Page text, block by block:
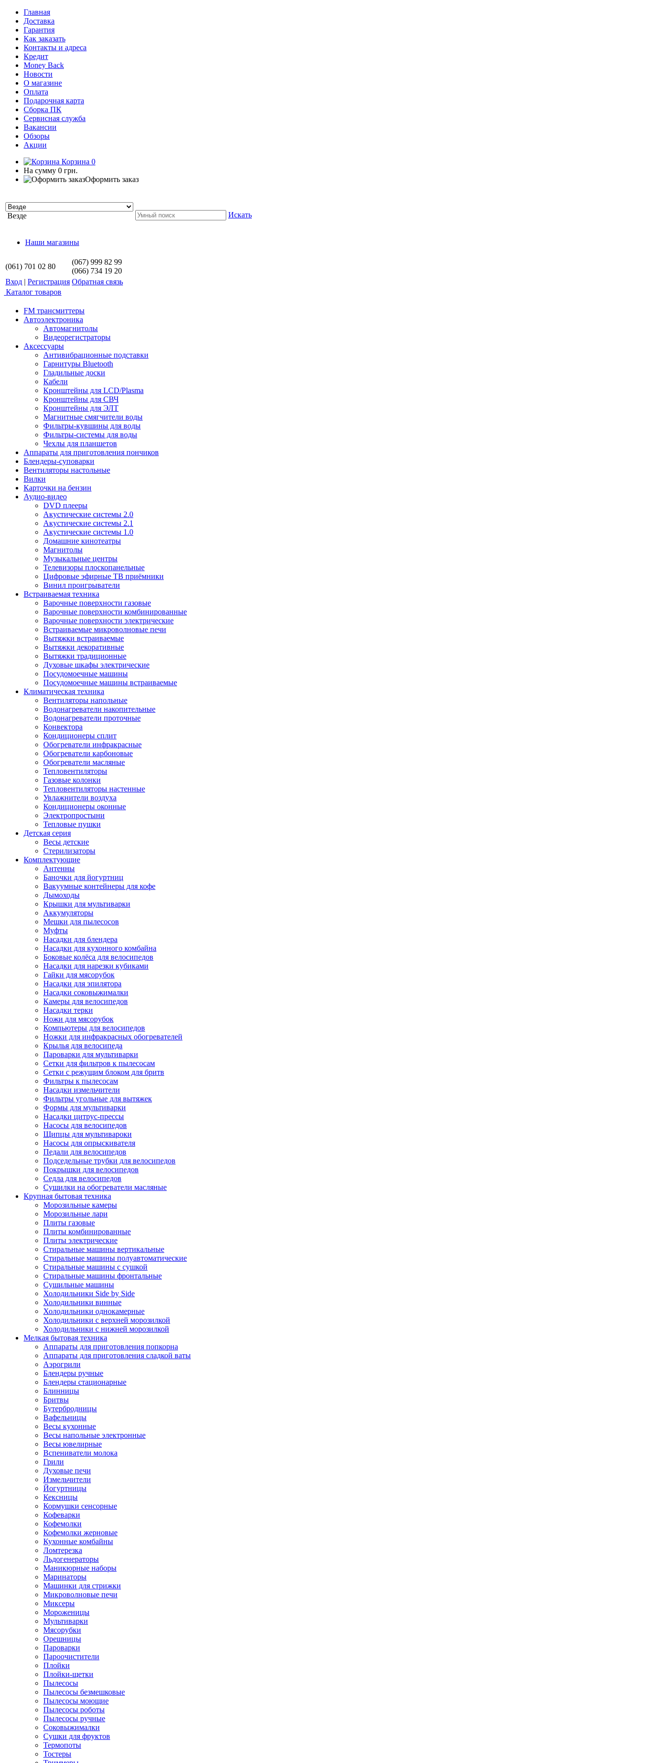
Главная
Доставка
Гарантия
Как заказать
Контакты и адреса
Кредит
Money Back
Новости
О магазине
Оплата
Подарочная карта
Сборка ПК
Сервисная служба
Вакансии
Обзоры
Акции
Корзина 0
На сумму 0 грн.
Оформить заказ
Везде Искать
Наши магазины
(061) 701 02 80
(067) 999 82 99
(066) 734 19 20
Вход | Регистрация Обратная связь
Каталог товаров
FM трансмиттеры
Автоэлектроника
Автомагнитолы
Видеорегистраторы
Аксессуары
Антивибрационные подставки
Гарнитуры Bluetooth
Гладильные доски
Кабели
Кронштейны для LCD/Plasma
Кронштейны для СВЧ
Кронштейны для ЭЛТ
Магнитные смягчители воды
Фильтры-кувшины для воды
Фильтры-системы для воды
Чехлы для планшетов
Аппараты для приготовления пончиков
Блендеры-суповарки
Вентиляторы настольные
Вилки
Карточки на бензин
Аудио-видео
DVD плееры
Акустические системы 2.0
Акустические системы 2.1
Акустические системы 1.0
Домашние кинотеатры
Магнитолы
Музыкальные центры
Телевизоры плоскопанельные
Цифровые эфирные ТВ приёмники
Винил проигрыватели
Встраиваемая техника
Варочные поверхности газовые
Варочные поверхности комбинированные
Варочные поверхности электрические
Встраиваемые микроволновые печи
Вытяжки встраиваемые
Вытяжки декоративные
Вытяжки традиционные
Духовые шкафы электрические
Посудомоечные машины
Посудомоечные машины встраиваемые
Климатическая техника
Вентиляторы напольные
Водонагреватели накопительные
Водонагреватели проточные
Конвектора
Кондиционеры сплит
Обогреватели инфракрасные
Обогреватели карбоновые
Обогреватели масляные
Тепловентиляторы
Газовые колонки
Тепловентиляторы настенные
Увлажнители воздуха
Кондиционеры оконные
Электропростыни
Тепловые пушки
Детская серия
Весы детские
Стерилизаторы
Комплектующие
Антенны
Баночки для йогуртниц
Вакуумные контейнеры для кофе
Дымоходы
Крышки для мультиварки
Аккумуляторы
Мешки для пылесосов
Муфты
Насадки для блендера
Насадки для кухонного комбайна
Боковые колёса для велосипедов
Насадки для нарезки кубиками
Гайки для мясорубок
Насадки для эпилятора
Насадки соковыжималки
Камеры для велосипедов
Насадки терки
Ножи для мясорубок
Компьютеры для велосипедов
Ножки для инфракрасных обогревателей
Крылья для велосипеда
Пароварки для мультиварки
Сетки для фильтров к пылесосам
Сетки с режущим блоком для бритв
Фильтры к пылесосам
Насадки измельчители
Фильтры угольные для вытяжек
Формы для мультиварки
Насадки цитрус-прессы
Насосы для велосипедов
Щипцы для мультивароки
Насосы для опрыскивателя
Педали для велосипедов
Подседельные трубки для велосипедов
Покрышки для велосипедов
Седла для велосипедов
Сушилки на обогреватели масляные
Крупная бытовая техника
Морозильные камеры
Морозильные лари
Плиты газовые
Плиты комбинированные
Плиты электрические
Стиральные машины вертикальные
Стиральные машины полуавтоматические
Стиральные машины с сушкой
Стиральные машины фронтальные
Сушильные машины
Холодильники Side by Side
Холодильники винные
Холодильники однокамерные
Холодильники с верхней морозилкой
Холодильники с нижней морозилкой
Мелкая бытовая техника
Аппараты для приготовления попкорна
Аппараты для приготовления сладкой ваты
Аэрогрили
Блендеры ручные
Блендеры стационарные
Блинницы
Бритвы
Бутербродницы
Вафельницы
Весы кухонные
Весы напольные электронные
Весы ювелирные
Вспениватели молока
Грили
Духовые печи
Измельчители
Йогуртницы
Кексницы
Кормушки сенсорные
Кофеварки
Кофемолки
Кофемолки жерновые
Кухонные комбайны
Ломтерезка
Льдогенераторы
Маникюрные наборы
Маринаторы
Машинки для стрижки
Микроволновые печи
Миксеры
Мороженицы
Мультиварки
Мясорубки
Орешницы
Пароварки
Пароочистители
Плойки
Плойки-щетки
Пылесосы
Пылесосы безмешковые
Пылесосы моющие
Пылесосы роботы
Пылесосы ручные
Соковыжималки
Сушки для фруктов
Термопоты
Тостеры